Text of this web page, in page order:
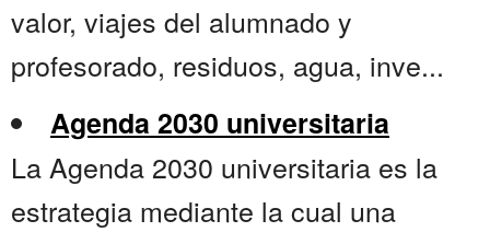
valor, viajes del alumnado y
profesorado, residuos, agua, inve...
Agenda 2030 universitaria
La Agenda 2030 universitaria es la
estrategia mediante la cual una